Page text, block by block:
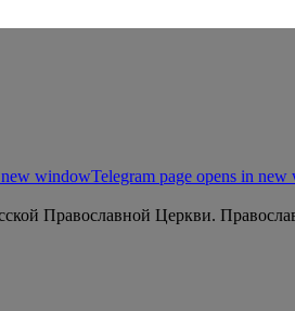
new windowTelegram page opens in
Православной Церкви.